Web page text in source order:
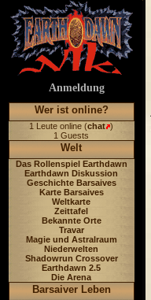
Anmeldung
Wer ist online?
1 Leute online (chat )
1 Guests
Welt
Das Rollenspiel Earthdawn
Earthdawn Diskussion
Geschichte Barsaives
Karte Barsaives
Weltkarte
Zeittafel
Bekannte Orte
Travar
Magie und Astralraum
Niederwelten
Shadowrun Crossover
Earthdawn 2.5
Die Arena
Barsaiver Leben